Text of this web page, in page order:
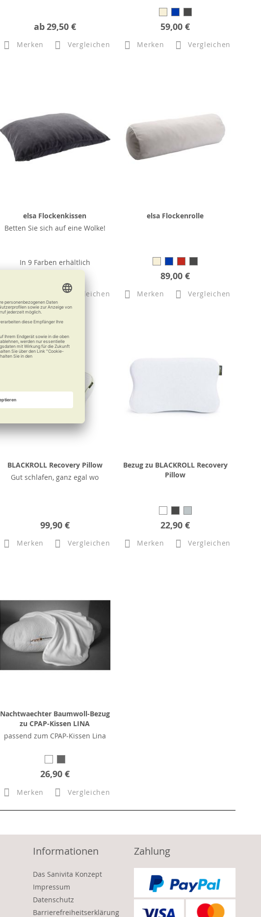
ab29,50 €
Merken Vergleichen
59,00 €
Merken Vergleichen
elsa Flockenkissen
Betten Sie sich auf eine Wolke!
In 9 Farben erhältlich
Vergleichen
elsa Flockenrolle
89,00 €
Merken Vergleichen
BLACKROLL Recovery Pillow
Gut schlafen, ganz egal wo
99,90 €
Merken Vergleichen
Bezug zu BLACKROLL Recovery
Pillow
22,90 €
Merken Vergleichen
Nachtwaechter Baumwoll-Bezug
zu CPAP-Kissen LINA
passend zum CPAP-Kissen Lina
26,90 €
Merken Vergleichen
Informationen
Das Sanivita Konzept
Impressum
Datenschutz
Barrierefreiheitserklärung
Zahlung